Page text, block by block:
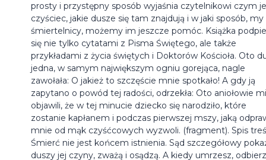
prosty i przystępny sposób wyjaśnia czytelnikowi czym
czyściec, jakie dusze się tam znajdują i w jaki sposób, my
śmiertelnicy, możemy im jeszcze pomóc. Książka
się nie tylko cytatami z Pisma Świętego, ale także
przykładami z życia świętych i Doktorów Kościoła. Oto
jedna, w samym największym ogniu gorejąca, nagle
zawołała: O jakież to szczęście mnie spotkało! A gdy ją
zapytano o powód tej radości, odrzekła: Oto aniołowie mi
objawili, że w tej minucie dziecko się narodziło, które
zostanie kapłanem i podczas pierwszej mszy, jaką
mnie od mąk czyśćcowych wyzwoli. (fragment). Spis
Śmierć nie jest końcem istnienia. Sąd szczegółowy
duszy jej czyny, zważą i osądzą. A kiedy umrzesz,